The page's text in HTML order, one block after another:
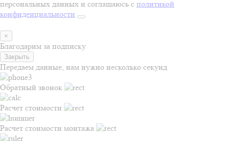
персональных данных и соглашаюсь с политикой
конфиденциальности
×
Благодарим за подписку
Закрыть
Передаем данные, нам нужно несколько секунд
Обратный звонок
Расчет стоимости
Расчет стоимости монтажа